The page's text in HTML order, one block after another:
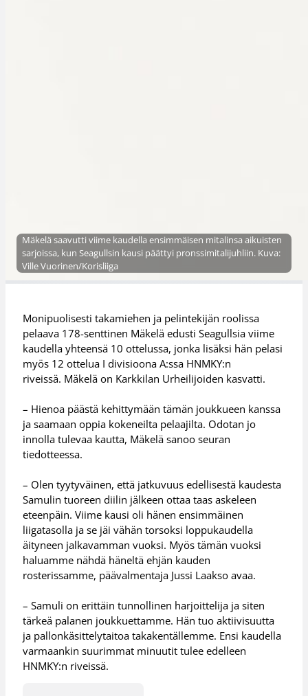
Mäkelä saavutti viime kaudella ensimmäisen mitalinsa aikuisten
sarjoissa, kun Seagullsin kausi päättyi pronssimitalijuhliin. Kuva:
Ville Vuorinen/Korisliiga
Monipuolisesti takamiehen ja pelintekijän roolissa
pelaava 178-senttinen Mäkelä edusti Seagullsia viime
kaudella yhteensä 10 ottelussa, jonka lisäksi hän pelasi
myös 12 ottelua I divisioona A:ssa HNMKY:n
riveissä. Mäkelä on Karkkilan Urheilijoiden kasvatti.
– Hienoa päästä kehittymään tämän joukkueen kanssa
ja saamaan oppia kokeneilta pelaajilta. Odotan jo
innolla tulevaa kautta, Mäkelä sanoo seuran
tiedotteessa.
– Olen tyytyväinen, että jatkuvuus edellisestä kaudesta
Samulin tuoreen diilin jälkeen ottaa taas askeleen
eteenpäin. Viime kausi oli hänen ensimmäinen
liigatasolla ja se jäi vähän torsoksi loppukaudella
äityneen jalkavamman vuoksi. Myös tämän vuoksi
haluamme nähdä häneltä ehjän kauden
rosterissamme, päävalmentaja Jussi Laakso avaa.
– Samuli on erittäin tunnollinen harjoittelija ja siten
tärkeä palanen joukkuettamme. Hän tuo aktiivisuutta
ja pallonkäsittelytaitoa takakentällemme. Ensi kaudella
varmaankin suurimmat minuutit tulee edelleen
HNMKY:n riveissä.